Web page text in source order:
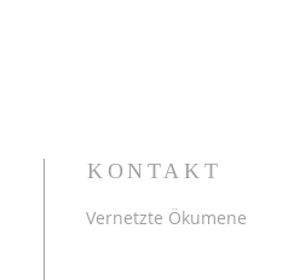
KONTAKT
Vernetzte Ökumene